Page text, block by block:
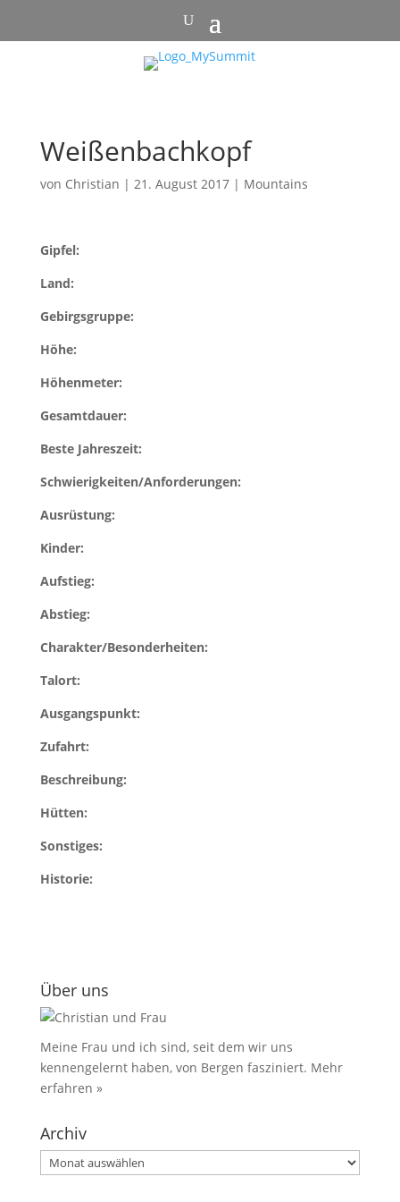
Weißenbachkopf
von Christian | 21. August 2017| Mountains
Gipfel:
Land:
Gebirgsgruppe:
Höhe:
Höhenmeter:
Gesamtdauer:
Beste Jahreszeit:
Schwierigkeiten/Anforderungen:
Ausrüstung:
Kinder:
Aufstieg:
Abstieg:
Charakter/Besonderheiten:
Talort:
Ausgangspunkt:
Zufahrt:
Beschreibung:
Hütten:
Sonstiges:
Historie:
Über uns
Meine Frau und ich sind, seit dem wir uns
kennengelernt haben, von Bergen fasziniert. Mehr
erfahren »
Archiv
Archiv